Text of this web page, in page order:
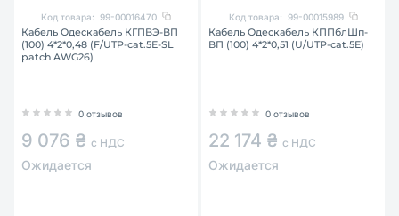
Код товара: 99-00016470
Кабель Одескабель КГПВЭ-ВП
(100) 4*2*0,48 (F/UTP-cat.5Е-SL
patch AWG26)
0 отзывов
9 076 ₴ с НДС
Ожидается
Код товара: 99-00015989
Кабель Одескабель КППблШп-
ВП (100) 4*2*0,51 (U/UTP-cat.5E)
0 отзывов
22 174 ₴ с НДС
Ожидается